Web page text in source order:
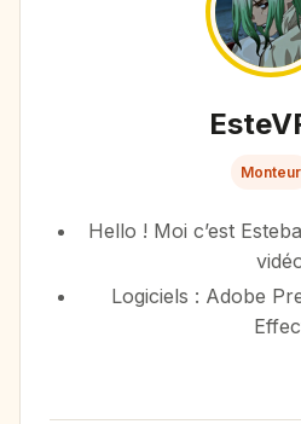
Monteur
Hello ! Moi c’est
Logiciels : Adobe